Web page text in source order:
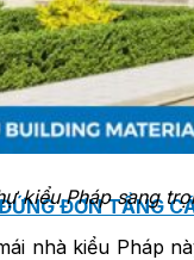
TĂNG ÁP
ĐƠN TẦNG
kiểu Pháp sang
nhà kiểu Pháp